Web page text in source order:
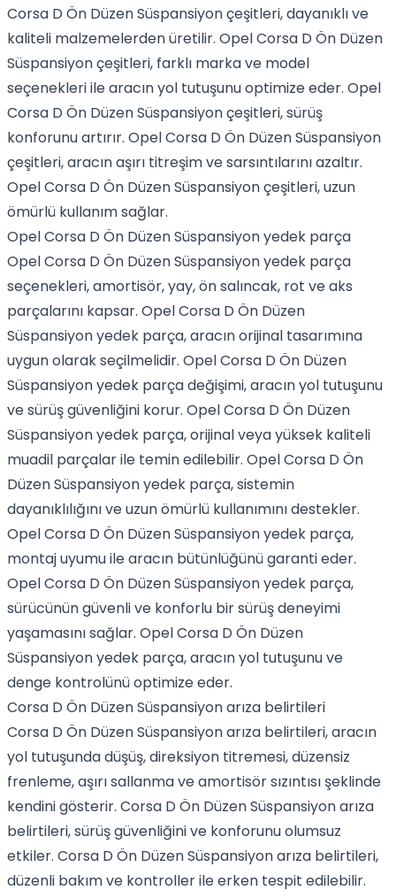
Corsa D Ön Düzen Süspansiyon çeşitleri, dayanıklı ve
kaliteli malzemelerden üretilir. Opel Corsa D Ön Düzen
Süspansiyon çeşitleri, farklı marka ve model
seçenekleri ile aracın yol tutuşunu optimize eder. Opel
Corsa D Ön Düzen Süspansiyon çeşitleri, sürüş
konforunu artırır. Opel Corsa D Ön Düzen Süspansiyon
çeşitleri, aracın aşırı titreşim ve sarsıntılarını azaltır.
Opel Corsa D Ön Düzen Süspansiyon çeşitleri, uzun
ömürlü kullanım sağlar.
Opel Corsa D Ön Düzen Süspansiyon yedek parça
Opel Corsa D Ön Düzen Süspansiyon yedek parça
seçenekleri, amortisör, yay, ön salıncak, rot ve aks
parçalarını kapsar. Opel Corsa D Ön Düzen
Süspansiyon yedek parça, aracın orijinal tasarımına
uygun olarak seçilmelidir. Opel Corsa D Ön Düzen
Süspansiyon yedek parça değişimi, aracın yol tutuşunu
ve sürüş güvenliğini korur. Opel Corsa D Ön Düzen
Süspansiyon yedek parça, orijinal veya yüksek kaliteli
muadil parçalar ile temin edilebilir. Opel Corsa D Ön
Düzen Süspansiyon yedek parça, sistemin
dayanıklılığını ve uzun ömürlü kullanımını destekler.
Opel Corsa D Ön Düzen Süspansiyon yedek parça,
montaj uyumu ile aracın bütünlüğünü garanti eder.
Opel Corsa D Ön Düzen Süspansiyon yedek parça,
sürücünün güvenli ve konforlu bir sürüş deneyimi
yaşamasını sağlar. Opel Corsa D Ön Düzen
Süspansiyon yedek parça, aracın yol tutuşunu ve
denge kontrolünü optimize eder.
Corsa D Ön Düzen Süspansiyon arıza belirtileri
Corsa D Ön Düzen Süspansiyon arıza belirtileri, aracın
yol tutuşunda düşüş, direksiyon titremesi, düzensiz
frenleme, aşırı sallanma ve amortisör sızıntısı şeklinde
kendini gösterir. Corsa D Ön Düzen Süspansiyon arıza
belirtileri, sürüş güvenliğini ve konforunu olumsuz
etkiler. Corsa D Ön Düzen Süspansiyon arıza belirtileri,
düzenli bakım ve kontroller ile erken tespit edilebilir.